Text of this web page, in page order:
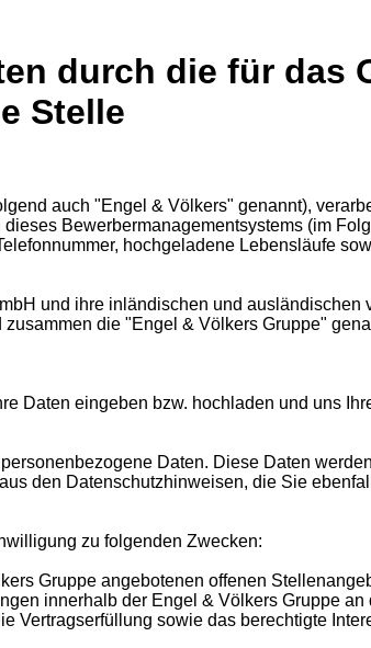
durch die für das
Stelle
auch "Engel & Völkers" genannt),
Bewerbermanagementsystems (im
hochgeladene Lebensläufe
und ihre inländischen und
die "Engel & Völkers Gruppe"
Daten eingeben bzw. hochladen und uns
Daten. Diese Daten
den Datenschutzhinweisen, die Sie
zu folgenden Zwecken:
Gruppe angebotenen offenen
innerhalb der Engel & Völkers Gruppe
Vertragserfüllung sowie das berechtigte